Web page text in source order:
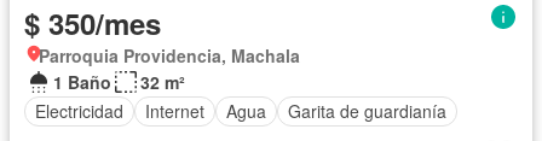
$ 350/mes
Parroquia Providencia, Machala
1 Baño
32 m²
Electricidad
Internet Agua Garita de guardianía